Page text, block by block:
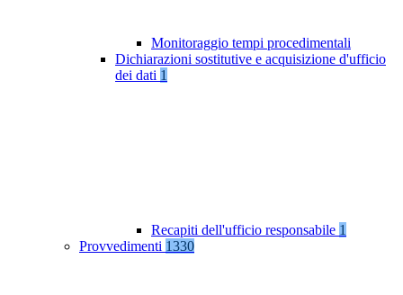
Monitoraggio tempi procedimentali
Dichiarazioni sostitutive e acquisizione d'ufficio
dei dati 1
Recapiti dell'ufficio responsabile 1
Provvedimenti 1330